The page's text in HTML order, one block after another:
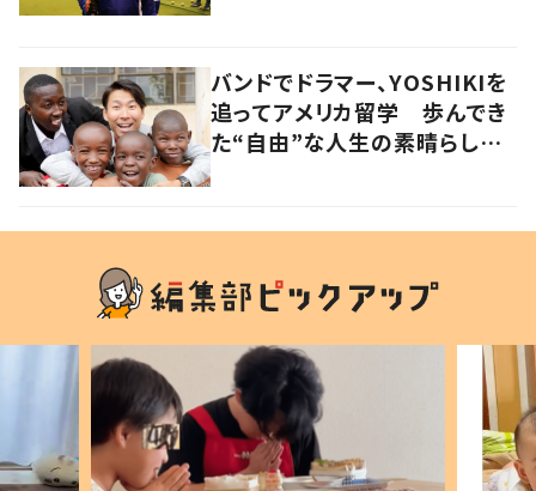
バンドでドラマー、YOSHIKIを
追ってアメリカ留学 歩んでき
た“自由”な人生の素晴らしさ